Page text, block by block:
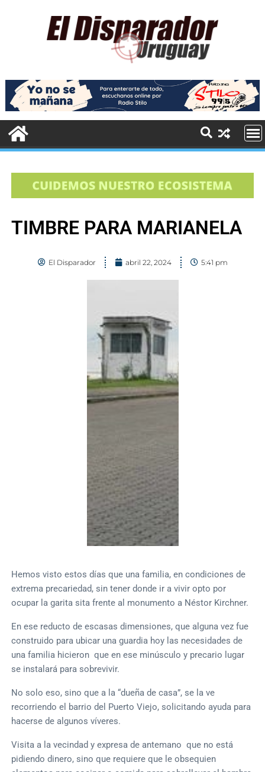
TIMBRE PARA MARIANELA
El Disparador abril 22, 2024 5:41 pm
Hemos visto estos días que una familia, en condiciones de
extrema precariedad, sin tener donde ir a vivir opto por
ocupar la garita sita frente al monumento a Néstor Kirchner.
En ese reducto de escasas dimensiones, que alguna vez fue
construido para ubicar una guardia hoy las necesidades de
una familia hicieron que en ese minúsculo y precario lugar
se instalará para sobrevivir.
No solo eso, sino que a la “dueña de casa”, se la ve
recorriendo el barrio del Puerto Viejo, solicitando ayuda para
hacerse de algunos víveres.
Visita a la vecindad y expresa de antemano que no está
pidiendo dinero, sino que requiere que le obsequien